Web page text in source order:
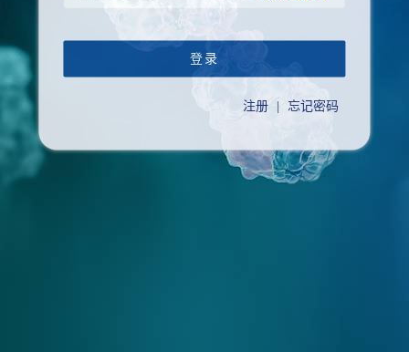
登录
注册 | 忘记密码